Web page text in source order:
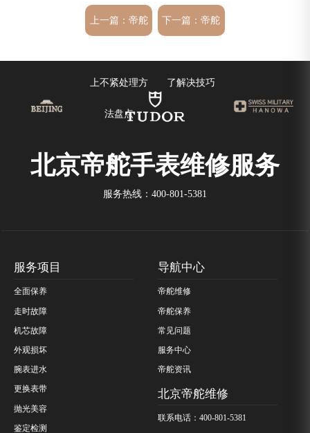
上一篇： 帝舵
上不紧处理方
法盘点
下一篇：帝舵
了解决技巧
北京帝舵手表维修服务
服务热线： 400-801-5381
服务项目
全面保养
走时故障
机芯故障
外观损坏
腕表进水
更换表带
抛光美容
鉴定检测
导航中心
帝舵维修
帝舵保养
常见问题
服务中心
帝舵资讯
北京帝舵维修
联系电话：400-801-5381